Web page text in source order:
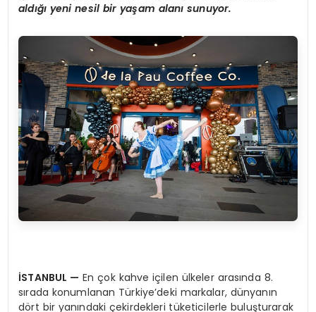
aldığı yeni nesil bir yaşam alanı sunuyor.
İSTANBUL — En çok kahve içilen ülkeler arasında 8.
sırada konumlanan Türkiye’deki markalar, dünyanın
dört bir yanındaki çekirdekleri tüketicilerle buluşturarak